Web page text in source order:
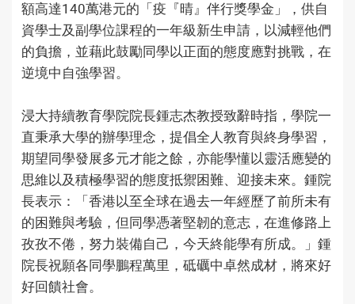
額高達140萬港元的「疫『晴』伴行獎學金」，供自
資學士及副學位課程的一年級新生申請，以減輕他們
的負擔，並藉此鼓勵同學以正面的態度應對挑戰，在
逆境中自強學習。
浸大持續教育學院院長鍾志杰教授致辭時指，學院一
直秉承大學的辦學理念，提倡全人教育與終身學習，
期望同學發展多元才能之餘，亦能學懂以靈活應變的
思維以及積極學習的態度抵禦困難、迎接未來。鍾院
長表示：「香港以至全球在過去一年經歷了前所未有
的困難與考驗，但同學憑著堅韌的意志，在進修路上
孜孜不倦，努力裝備自己，今天終能學有所成。」鍾
院長祝願各同學鵬程萬里，砥礪中卓然成材，將來好
好回饋社會。